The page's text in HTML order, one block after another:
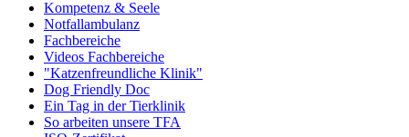
Kompetenz & Seele
Notfallambulanz
Fachbereiche
Videos Fachbereiche
"Katzenfreundliche Klinik"
Dog Friendly Doc
Ein Tag in der Tierklinik
So arbeiten unsere TFA